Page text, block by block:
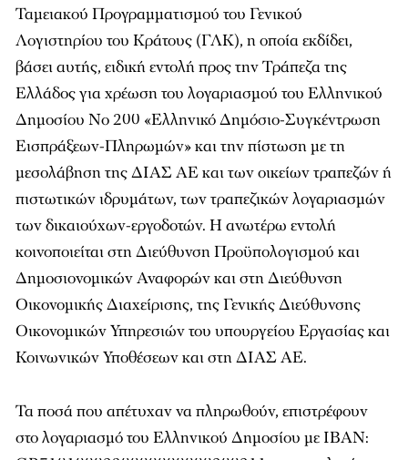
Ταμειακού Προγραμματισμού του Γενικού
Λογιστηρίου του Κράτους (ΓΛΚ), η οποία εκδίδει,
βάσει αυτής, ειδική εντολή προς την Τράπεζα της
Ελλάδος για χρέωση του λογαριασμού του Ελληνικού
Δημοσίου No 200 «Ελληνικό Δημόσιο-Συγκέντρωση
Εισπράξεων-Πληρωμών» και την πίστωση με τη
μεσολάβηση της ΔΙΑΣ ΑΕ και των οικείων τραπεζών ή
πιστωτικών ιδρυμάτων, των τραπεζικών λογαριασμών
των δικαιούχων-εργοδοτών. Η ανωτέρω εντολή
κοινοποιείται στη Διεύθυνση Προϋπολογισμού και
Δημοσιονομικών Αναφορών και στη Διεύθυνση
Οικονομικής Διαχείρισης, της Γενικής Διεύθυνσης
Οικονομικών Υπηρεσιών του υπουργείου Εργασίας και
Κοινωνικών Υποθέσεων και στη ΔΙΑΣ ΑΕ.
Τα ποσά που απέτυχαν να πληρωθούν, επιστρέφουν
στο λογαριασμό του Ελληνικού Δημοσίου με IBAN: